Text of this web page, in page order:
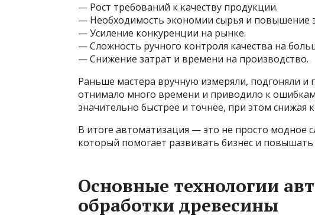
— Рост требований к качеству продукции.
— Необходимость экономии сырья и повышение
— Усиление конкуренции на рынке.
— Сложность ручного контроля качества на
— Снижение затрат и времени на производство.
Раньше мастера вручную измеряли, подгоняли и
отнимало много времени и приводило к
значительно быстрее и точнее, при этом снижая
В итоге автоматизация — это не просто модное
который помогает развивать бизнес и повышать
Основные технологии
обработки древесины